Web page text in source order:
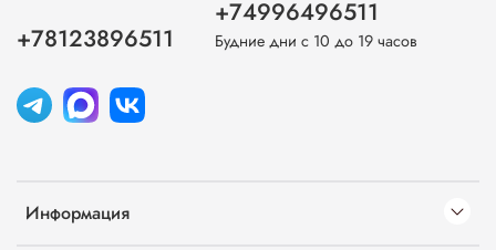
Информация
+78123896511
+74996496511
Будние дни с 10 до 19 часов